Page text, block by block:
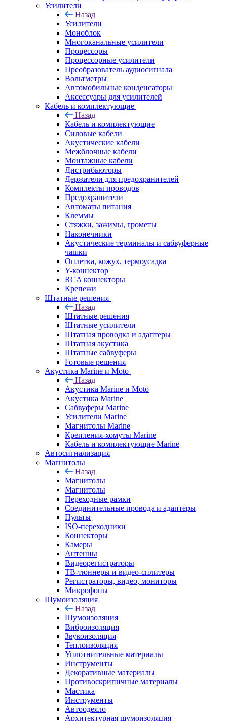
Усилители
Назад
Усилители
Моноблок
Многоканальные усилители
Процессоры
Процессорные усилители
Преобразователь аудиосигнала
Вольтметры
Автомобильные конденсаторы
Аксессуары для усилителей
Кабель и комплектующие
Назад
Кабель и комплектующие
Силовые кабели
Акустические кабели
Межблочные кабели
Монтажные кабели
Дистрибьюторы
Держатели для предохранителей
Комплекты проводов
Предохранители
Автоматы питания
Клеммы
Стяжки, зажимы, грометы
Наконечники
Акустические терминалы и сабвуферные
чашки
Оплетка, кожух, термоусадка
Y-коннектор
RCA коннекторы
Крепежи
Штатные решения
Назад
Штатные решения
Штатные усилители
Штатная проводка и адаптеры
Штатная акустика
Штатные сабвуферы
Готовые решения
Акустика Marine и Moto
Назад
Акустика Marine и Moto
Акустика Marine
Сабвуферы Marine
Усилители Marine
Магнитолы Marine
Крепления-хомуты Marine
Кабель и комплектующие Marine
Автосигнализация
Магнитолы
Назад
Магнитолы
Магнитолы
Переходные рамки
Соединительные провода и адаптеры
Пульты
ISO-переходники
Коннекторы
Камеры
Антенны
Видеорегистраторы
ТВ-тюннеры и видео-сплитеры
Регистраторы, видео, мониторы
Микрофоны
Шумоизоляция
Назад
Шумоизоляция
Виброизоляция
Звукоизоляция
Теплоизоляция
Уплотнительные материалы
Инструменты
Декоративные материалы
Противоскрипичные материалы
Мастика
Инструменты
Автоодеяло
Архитектурная шумоизоляция